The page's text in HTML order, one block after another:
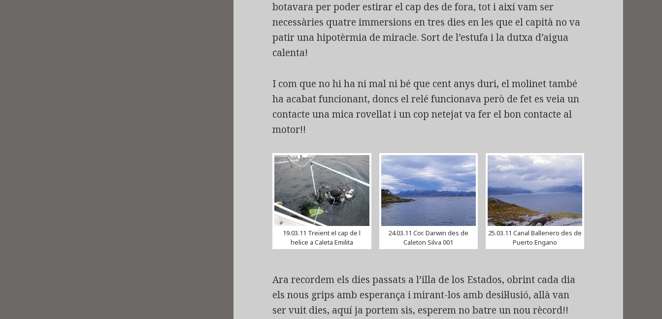
botavara per poder estirar el cap des de fora, tot i així vam ser
necessàries quatre immersions en tres dies en les que el capità no va
patir una hipotèrmia de miracle. Sort de l’estufa i la dutxa d’aigua
calenta!
I com que no hi ha ni mal ni bé que cent anys duri, el molinet també
ha acabat funcionant, doncs el relé funcionava però de fet es veia un
contacte una mica rovellat i un cop netejat va fer el bon contacte al
motor!!
19.03.11 Treient el cap de l
helice a Caleta Emilita
24.03.11 Cor. Darwin des de
Caleton Silva 001
25.03.11 Canal Ballenero des de
Puerto Engano
Ara recordem els dies passats a l’illa de los Estados, obrint cada dia
els nous grips amb esperança i mirant-los amb desil·lusió, allà van
ser vuit dies, aquí ja portem sis, esperem no batre un nou rècord!!